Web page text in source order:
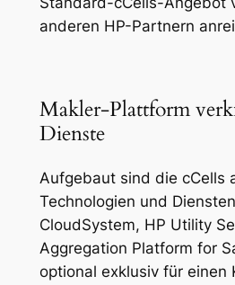
anderen HP-Partnern
Makler-Plattform
Dienste
Aufgebaut sind die cCells
Technologien und
CloudSystem, HP Utility
Aggregation Platform for
optional exklusiv für einen